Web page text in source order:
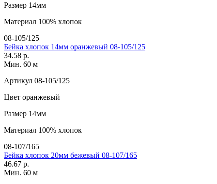
Размер 14мм
Материал 100% хлопок
08-105/125
Бейка хлопок 14мм оранжевый 08-105/125
34.58 р.
Мин. 60 м
Артикул 08-105/125
Цвет оранжевый
Размер 14мм
Материал 100% хлопок
08-107/165
Бейка хлопок 20мм бежевый 08-107/165
46.67 р.
Мин. 60 м